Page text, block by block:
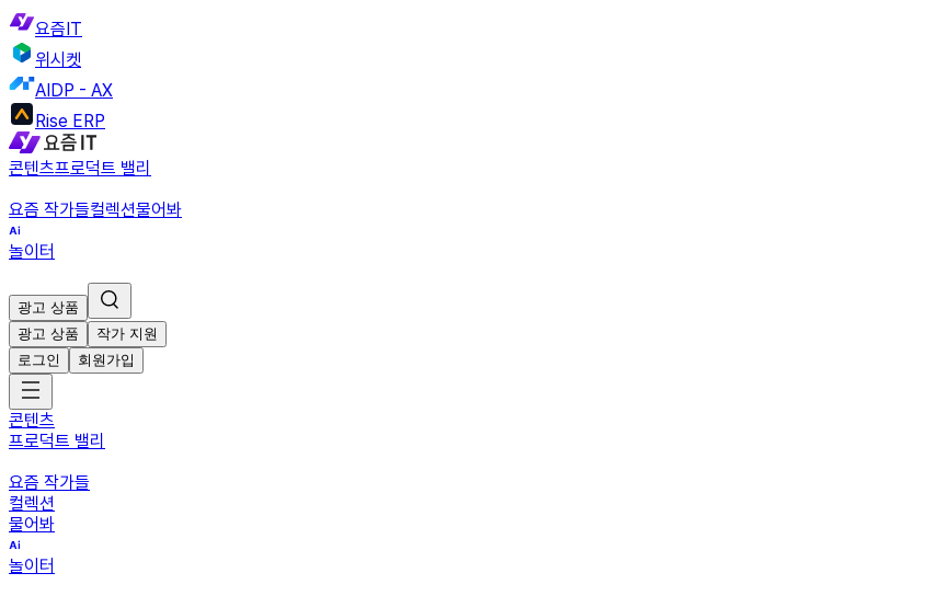
요즘IT
위시켓
AIDP - AX
Rise ERP
콘텐츠프로덕트 밸리
요즘 작가들컬렉션물어봐
놀이터
광고 상품
광고 상품
작가 지원
로그인
회원가입
콘텐츠
프로덕트 밸리
요즘 작가들
컬렉션
물어봐
놀이터